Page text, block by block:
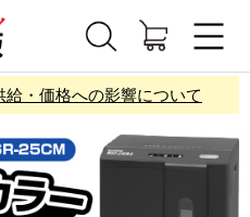
・価格への影響について